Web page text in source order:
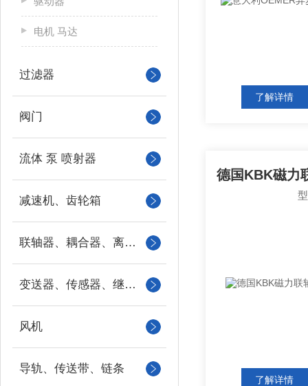
电机 马达
过滤器
阀门
流体 泵 喷射器
减速机、齿轮箱
联轴器、耦合器、离合器
变送器、传感器、继电器
风机
导轨、传送带、链条
了解详情
了解详情